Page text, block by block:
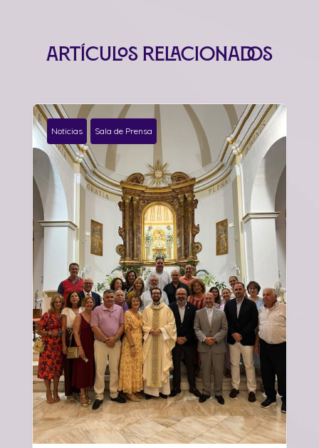
Artículos relacionados
Noticias Sala de Prensa